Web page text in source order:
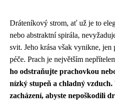
Dráteníkový strom, ať už je to
nebo abstraktní spirála,
svit. Jeho krása však vynikne, jen
péče. Prach je největším
ho odstraňujte prachovkou
nízký stupeň a chladný
zacházení, abyste nepoškodili